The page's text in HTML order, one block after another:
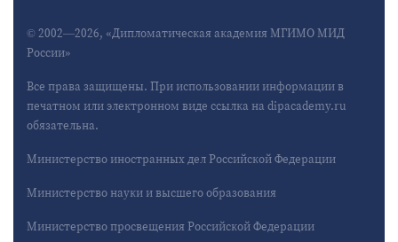
© 2002—2026, «Дипломатическая академия МГИМО МИД
России»
Все права защищены. При использовании информации в
печатном или электронном виде ссылка на dipacademy.ru
обязательна.
Министерство иностранных дел Российской Федерации
Министерство науки и высшего образования
Министерство просвещения Российской Федерации